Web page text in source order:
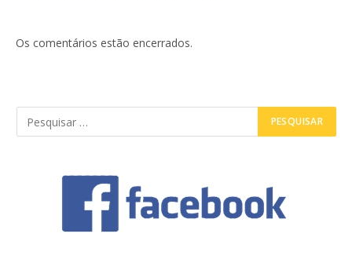
Os comentários estão encerrados.